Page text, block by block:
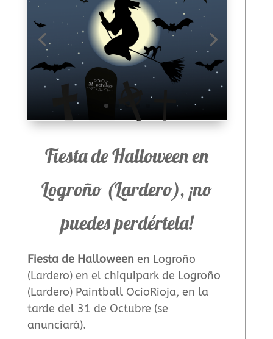
Fiesta de Halloween en
Logroño (Lardero), ¡no
puedes perdértela!
Fiesta de Halloween en Logroño
(Lardero) en el chiquipark de Logroño
(Lardero) Paintball OcioRioja, en la
tarde del 31 de Octubre (se
anunciará).